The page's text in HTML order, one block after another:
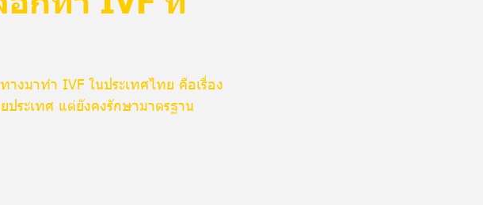
งมาทำ IVF ในประเทศไทย คือเรื่อง
ประเทศ แต่ยังคงรักษามาตรฐาน